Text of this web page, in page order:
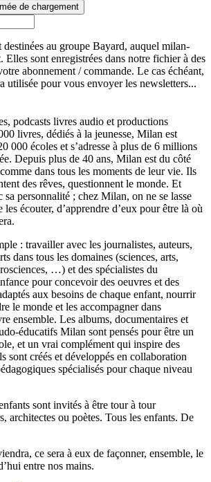
au groupe Bayard, auquel milan-
Elles sont enregistrées dans notre fichier à des
abonnement / commande. Le cas échéant,
utilisée pour vous envoyer les newsletters...
podcasts livres audio et productions
livres, dédiés à la jeunesse, Milan est
000 écoles et s’adresse à plus de 6 millions
Depuis plus de 40 ans, Milan est du côté
dans tous les moments de leur vie. Ils
des rêves, questionnent le monde. Et
sa personnalité ; chez Milan, on ne se lasse
les écouter, d’apprendre d’eux pour être là où
: travailler avec les journalistes, auteurs,
dans tous les domaines (sciences, arts,
…) et des spécialistes du
pour concevoir des oeuvres et des
aux besoins de chaque enfant, nourrir
le monde et les accompagner dans
ensemble. Les albums, documentaires et
éducatifs Milan sont pensés pour être un
et un vrai complément qui inspire des
sont créés et développés en collaboration
spécialisés pour chaque niveau
sont invités à être tour à tour
architectes ou poètes. Tous les enfants. De
ce sera à eux de façonner, ensemble, le
entre nos mains.